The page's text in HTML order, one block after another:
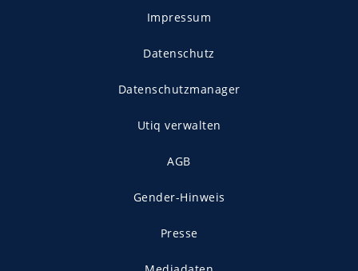
Impressum
Datenschutz
Datenschutzmanager
Utiq verwalten
AGB
Gender-Hinweis
Presse